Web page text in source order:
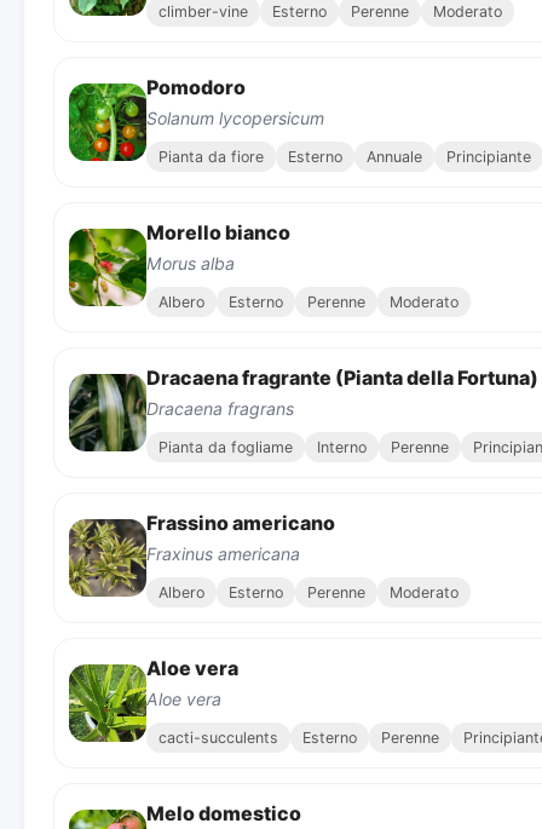
climber-vine Esterno Perenne Moderato
Pomodoro
Solanum lycopersicum
Pianta da fiore Esterno Annuale Principiante
Morello bianco
Morus alba
Albero Esterno Perenne Moderato
Dracaena fragrante (Pianta della Fortuna)
Dracaena fragrans
Pianta da fogliame Interno Perenne
Frassino americano
Fraxinus americana
Albero Esterno Perenne Moderato
Aloe vera
Aloe vera
cacti-succulents Esterno Perenne
Melo domestico